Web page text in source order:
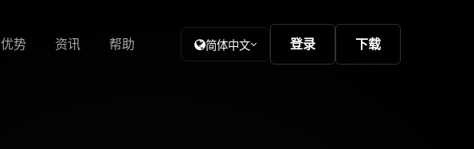
优势 资讯 帮助 简体中文 登录 下载